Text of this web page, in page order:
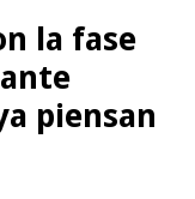
la fase
piensan